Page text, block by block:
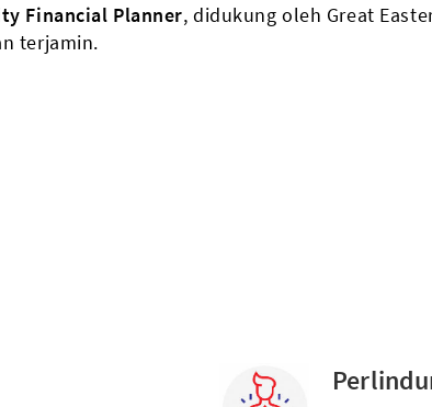
Financial Planner, didukung oleh Great
terjamin.